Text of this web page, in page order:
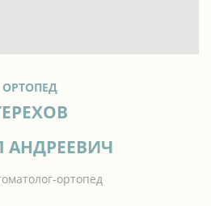
ОРТОПЕД
АНДРЕЕВИЧ
ортопед